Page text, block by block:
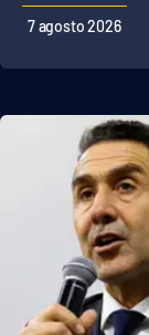
7 agosto 2026